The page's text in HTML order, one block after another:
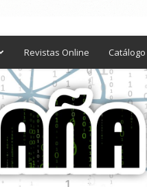
Revistas Online Catálogo